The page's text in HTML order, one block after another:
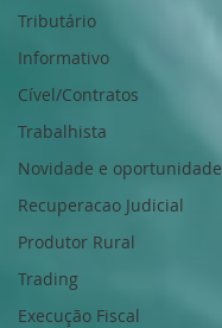
Tributário
Informativo
Cível/Contratos
Trabalhista
Novidade e oportunidade
Recuperacao Judicial
Produtor Rural
Trading
Execução Fiscal